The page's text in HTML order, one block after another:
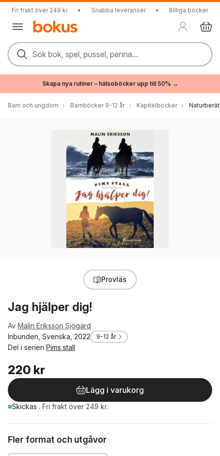
Fri frakt över 249 kr • Snabba leveranser • Billiga böcker
Sök bok, spel, pussel, penna...
Skapa nya rutiner – hälsoböcker upp till 50% →
Barn och ungdom Barnböcker 9-12 år Kapitelböcker
Provläs
Jag hjälper dig!
Av Malin Eriksson Sjögärd
Inbunden, Svenska, 2022
9-12 år
Del i serien Pims stall
220 kr
Lägg i varukorg
Skickas . Fri frakt över 249 kr.
Fler format och utgåvor